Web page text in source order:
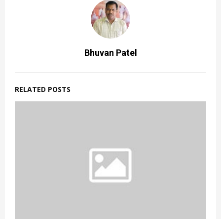
Bhuvan Patel
RELATED POSTS